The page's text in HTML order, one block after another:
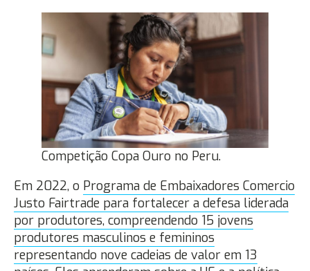
Competição Copa Ouro no Peru.
Em 2022, o Programa de Embaixadores Comercio
Justo Fairtrade para fortalecer a defesa liderada
por produtores, compreendendo 15 jovens
produtores masculinos e femininos
representando nove cadeias de valor em 13